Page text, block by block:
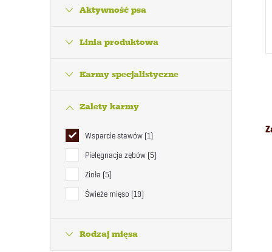
Aktywność psa
Linia produktowa
Karmy specjalistyczne
Zalety karmy
Wsparcie stawów 1
Pielęgnacja zębów 5
Zioła 5
Świeże mięso 19
Rodzaj mięsa